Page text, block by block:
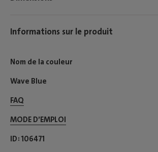
Informations sur le produit
Nom de la couleur
Wave Blue
FAQ
MODE D’EMPLOI​
ID 106471